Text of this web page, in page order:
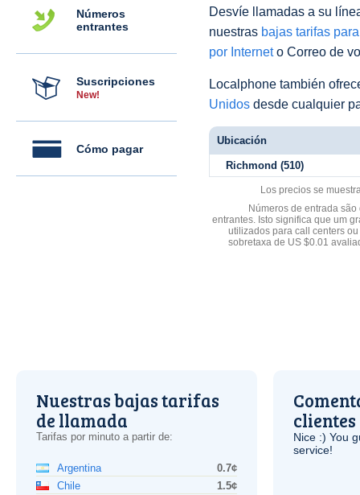
Números
entrantes
Suscripciones
New!
Cómo pagar
Desvíe llamadas a su
nuestras bajas tarifas
por Interneto Correo de
Localphone también
Unidos desde cualquier
Ubicación
Richmond (510)
Los precios se
Números de entrada
entrantes. Isto significa que um
utilizados para call centers
sobretaxa de US $0.01
Nuestras bajas tarifas
de llamada
Tarifas por minuto a partir de:
Argentina
0.7¢
Chile
1.5¢
clientes
Nice :) You
service!